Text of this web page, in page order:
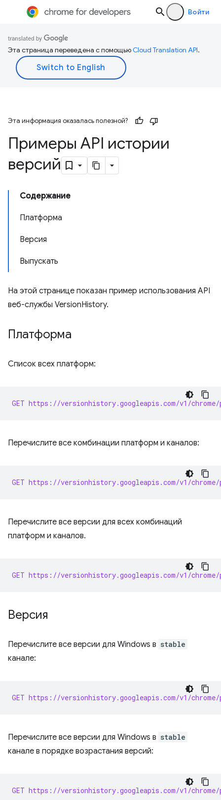
Войти
Эта страница переведена с помощьюCloud Translation API.
Эта информация оказалась полезной?
Примеры API истории
версий
Содержание
Платформа
Версия
Выпускать
На этой странице показан пример использования API
веб-службы VersionHistory.
Платформа
Список всех платформ:
GET https://versionhistory.googleapis.com/v1/
Перечислите все комбинации платформ и каналов:
GET https://versionhistory.googleapis.com/v1/
Перечислите все версии для всех комбинаций
платформ и каналов.
GET https://versionhistory.googleapis.com/v1/
Версия
Перечислите все версии для Windows в stable
канале:
GET https://versionhistory.googleapis.com/v1/
Перечислите все версии для Windows в stable
канале в порядке возрастания версий:
GET https://versionhistory.googleapis.com/v1/